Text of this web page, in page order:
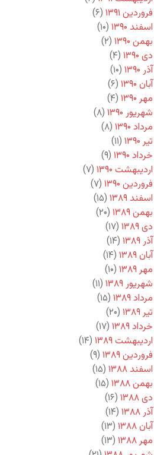
فروردین ۱۳۹۱
(۶)
اسفند ۱۳۹۰
(۱۰)
بهمن ۱۳۹۰
(۲)
دی ۱۳۹۰
(۴)
آذر ۱۳۹۰
(۱۰)
آبان ۱۳۹۰
(۶)
مهر ۱۳۹۰
(۴)
شهریور ۱۳۹۰
(۸)
مرداد ۱۳۹۰
(۸)
تیر ۱۳۹۰
(۱۱)
خرداد ۱۳۹۰
(۹)
اردیبهشت ۱۳۹۰
(۷)
فروردین ۱۳۹۰
(۷)
اسفند ۱۳۸۹
(۱۵)
بهمن ۱۳۸۹
(۲۰)
دی ۱۳۸۹
(۱۷)
آذر ۱۳۸۹
(۱۴)
آبان ۱۳۸۹
(۱۴)
مهر ۱۳۸۹
(۱۰)
شهریور ۱۳۸۹
(۱۱)
مرداد ۱۳۸۹
(۱۵)
تیر ۱۳۸۹
(۲۰)
خرداد ۱۳۸۹
(۱۷)
اردیبهشت ۱۳۸۹
(۱۴)
فروردین ۱۳۸۹
(۹)
اسفند ۱۳۸۸
(۱۵)
بهمن ۱۳۸۸
(۱۵)
دی ۱۳۸۸
(۱۶)
آذر ۱۳۸۸
(۱۴)
آبان ۱۳۸۸
(۱۳)
مهر ۱۳۸۸
(۱۳)